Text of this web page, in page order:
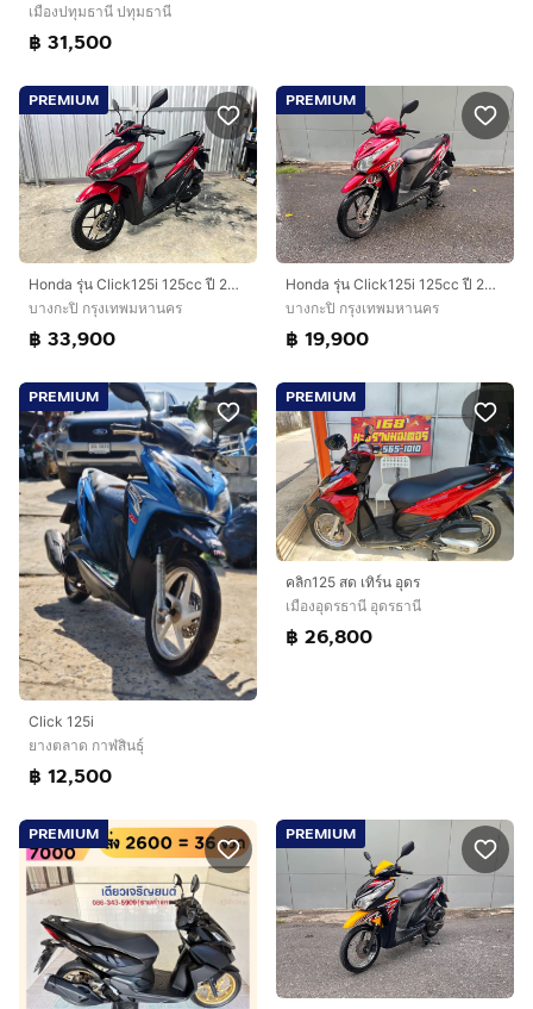
เมืองปทุมธานี ปทุมธานี
฿ 31,500
PREMIUM
Honda รุ่น Click125i 125cc ปี 2018สตาร์
บางกะปิ กรุงเทพมหานคร
฿ 33,900
PREMIUM
Honda รุ่น Click125i 125cc ปี 2011สตาร์ทมือ
บางกะปิ กรุงเทพมหานคร
฿ 19,900
PREMIUM
Click 125i
ยางตลาด กาฬสินธุ์
฿ 12,500
PREMIUM
คลิก125 สด เทิร์น อุดร
เมืองอุดรธานี อุดรธานี
฿ 26,800
PREMIUM PREMIUM